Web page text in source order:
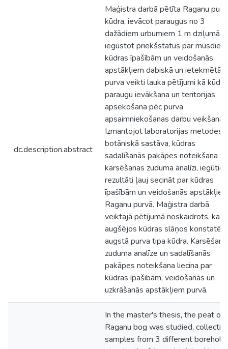
dc.description.abstract
Maģistra darbā pētīta Raganu
kūdra, ievācot paraugus no 3
dažādiem urbumiem 1 m dziļumā,
iegūstot priekšstatus par
kūdras īpašībām un veidošanās
apstākļiem dabiskā un ietekmētā
purva veikti lauka pētījumi kā
paraugu ievākšana un teritorijas
apsekošana pēc purva
apsaimniekošanas darbu
Izmantojot laboratorijas metodes:
botāniskā sastāva, kūdras
sadalīšanās pakāpes noteikšana un
karsēšanas zuduma analīzi, iegūtie
rezultāti ļauj secināt par kūdras
īpašībām un veidošanās
Raganu purvā. Maģistra darbā
veiktajā pētījumā noskaidrots, ka
augšējos kūdras slāņos konstatēta
augstā purva tipa kūdra.
zuduma analīze un sadalīšanās
pakāpes noteikšana liecina par
kūdras īpašībām, veidošanās un
uzkrāšanās apstākļiem purvā.
In the master's thesis, the peat of
Raganu bog was studied,
samples from 3 different